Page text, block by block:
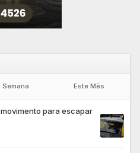
Semana Este Mês
para escapar